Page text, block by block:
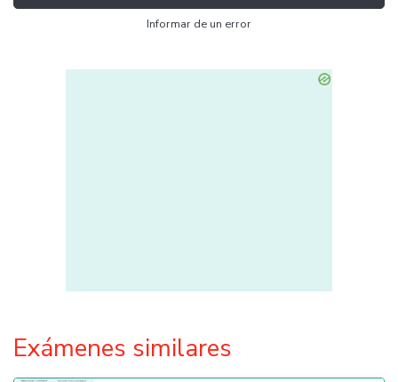
Informar de un error
Exámenes similares